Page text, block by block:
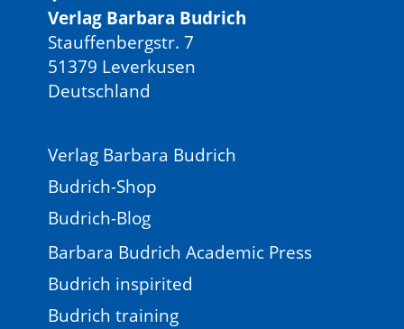
Verlag Barbara Budrich
Stauffenbergstr. 7
51379 Leverkusen
Deutschland
Verlag Barbara Budrich
Budrich-Shop
Budrich-Blog
Barbara Budrich Academic Press
Budrich inspirited
Budrich training